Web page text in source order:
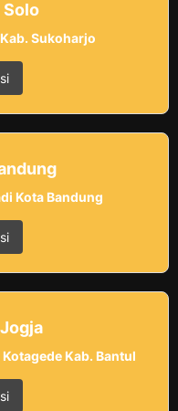
Solo
Sukoharjo
Kota Bandung
Kab. Bantul